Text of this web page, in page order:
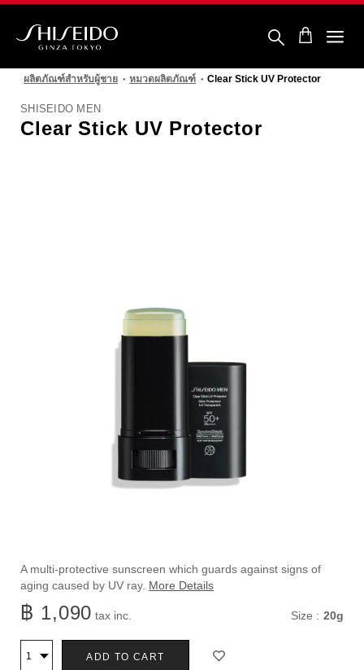
ข้าม
เซ
โด้ผลิตภัณฑ์สำหรับผู้ชาย หมวดผลิตภัณฑ์ Clear Stick UV Protector
SHISEIDO MEN
Clear Stick UV Protector
ราย
ละเอียด
https://www.shiseido.co.th/th/shiseido-
men-
clear-
stick-
protector-
ลำดับ
สินค้า
1011715530
A multi-protective sunscreen which guards against signs of
aging caused by UV ray. More Details
฿ 1,090 tax inc.
แบบ
Size : 20g
ตัว
สินค้า
จำนวน ADD TO CART